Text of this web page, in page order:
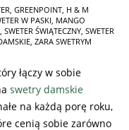
GREENPOINT H & M
W PASKI MANGO
SWETER ŚWIĄTECZNY SWETER
ZARA SWETRYM
łączy w sobie
swetry damskie
na każdą porę roku,
cenią sobie zarówno